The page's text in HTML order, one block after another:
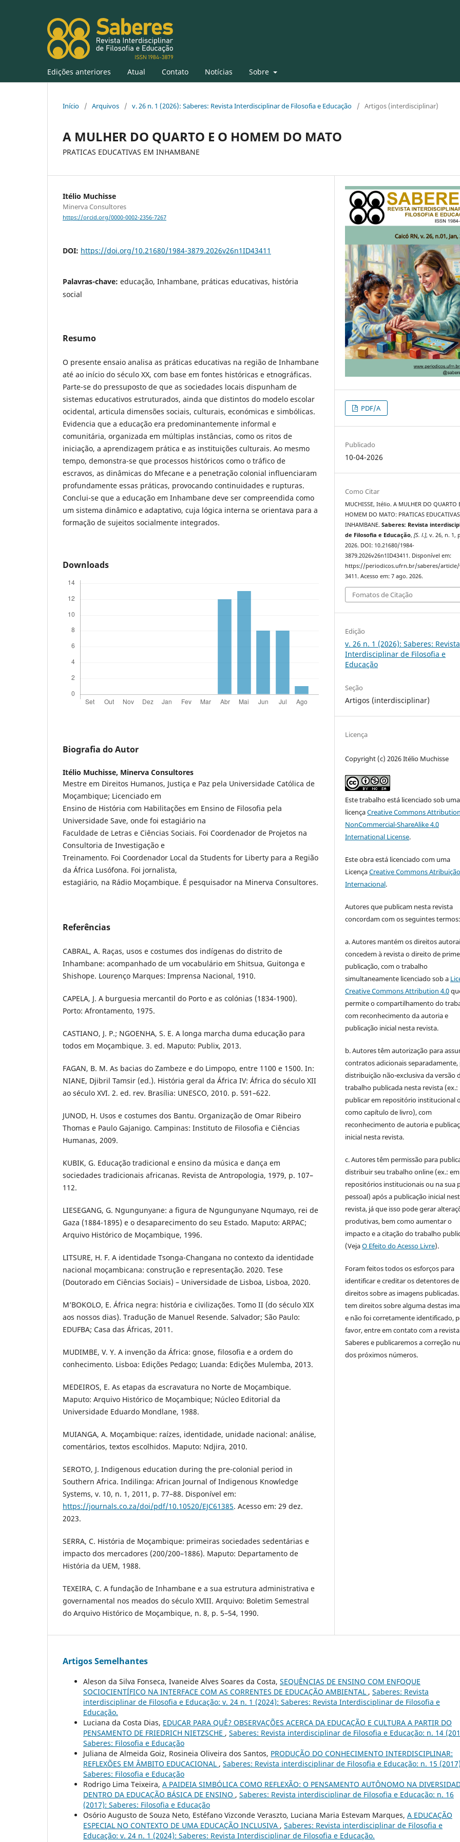
Edições anteriores Atual Contato Notícias Sobre
Início / Arquivos / v. 26 n. 1 (2026): Saberes: Revista Interdisciplinar de Filosofia e Educação / Artigos (interdisciplinar)
A MULHER DO QUARTO E O HOMEM DO MATO
PRATICAS EDUCATIVAS EM INHAMBANE
Itélio Muchisse
Minerva Consultores
https://orcid.org/0000-0002-2356-7267
DOI: https://doi.org/10.21680/1984-3879.2026v26n1ID43411
Palavras-chave: educação, Inhambane, práticas educativas, história
social
Resumo
O presente ensaio analisa as práticas educativas na região de Inhambane
até ao início do século XX, com base em fontes históricas e etnográficas.
Parte-se do pressuposto de que as sociedades locais dispunham de
sistemas educativos estruturados, ainda que distintos do modelo escolar
ocidental, articula dimensões sociais, culturais, económicas e simbólicas.
Evidencia que a educação era predominantemente informal e
comunitária, organizada em múltiplas instâncias, como os ritos de
iniciação, a aprendizagem prática e as instituições culturais. Ao mesmo
tempo, demonstra-se que processos históricos como o tráfico de
escravos, as dinâmicas do Mfecane e a penetração colonial influenciaram
profundamente essas práticas, provocando continuidades e rupturas.
Conclui-se que a educação em Inhambane deve ser compreendida como
um sistema dinâmico e adaptativo, cuja lógica interna se orientava para a
formação de sujeitos socialmente integrados.
Downloads
Biografia do Autor
Itélio Muchisse, Minerva Consultores
Mestre em Direitos Humanos, Justiça e Paz pela Universidade Católica de
Moçambique; Licenciado em
Ensino de História com Habilitações em Ensino de Filosofia pela
Universidade Save, onde foi estagiário na
Faculdade de Letras e Ciências Sociais. Foi Coordenador de Projetos na
Consultoria de Investigação e
Treinamento. Foi Coordenador Local da Students for Liberty para a Região
da África Lusófona. Foi jornalista,
estagiário, na Rádio Moçambique. É pesquisador na Minerva Consultores.
Referências
CABRAL, A. Raças, usos e costumes dos indígenas do distrito de
Inhambane: acompanhado de um vocabulário em Shitsua, Guitonga e
Shishope. Lourenço Marques: Imprensa Nacional, 1910.
CAPELA, J. A burguesia mercantil do Porto e as colónias (1834-1900).
Porto: Afrontamento, 1975.
CASTIANO, J. P.; NGOENHA, S. E. A longa marcha duma educação para
todos em Moçambique. 3. ed. Maputo: Publix, 2013.
FAGAN, B. M. As bacias do Zambeze e do Limpopo, entre 1100 e 1500. In:
NIANE, Djibril Tamsir (ed.). História geral da África IV: África do século XII
ao século XVI. 2. ed. rev. Brasília: UNESCO, 2010. p. 591–622.
JUNOD, H. Usos e costumes dos Bantu. Organização de Omar Ribeiro
Thomas e Paulo Gajanigo. Campinas: Instituto de Filosofia e Ciências
Humanas, 2009.
KUBIK, G. Educação tradicional e ensino da música e dança em
sociedades tradicionais africanas. Revista de Antropologia, 1979, p. 107–
112.
LIESEGANG, G. Ngungunyane: a figura de Ngungunyane Nqumayo, rei de
Gaza (1884-1895) e o desaparecimento do seu Estado. Maputo: ARPAC;
Arquivo Histórico de Moçambique, 1996.
LITSURE, H. F. A identidade Tsonga-Changana no contexto da identidade
nacional moçambicana: construção e representação. 2020. Tese
(Doutorado em Ciências Sociais) – Universidade de Lisboa, Lisboa, 2020.
M’BOKOLO, E. África negra: história e civilizações. Tomo II (do século XIX
aos nossos dias). Tradução de Manuel Resende. Salvador; São Paulo:
EDUFBA; Casa das Áfricas, 2011.
MUDIMBE, V. Y. A invenção da África: gnose, filosofia e a ordem do
conhecimento. Lisboa: Edições Pedago; Luanda: Edições Mulemba, 2013.
MEDEIROS, E. As etapas da escravatura no Norte de Moçambique.
Maputo: Arquivo Histórico de Moçambique; Núcleo Editorial da
Universidade Eduardo Mondlane, 1988.
MUIANGA, A. Moçambique: raízes, identidade, unidade nacional: análise,
comentários, textos escolhidos. Maputo: Ndjira, 2010.
SEROTO, J. Indigenous education during the pre-colonial period in
Southern Africa. Indilinga: African Journal of Indigenous Knowledge
Systems, v. 10, n. 1, 2011, p. 77–88. Disponível em:
https://journals.co.za/doi/pdf/10.10520/EJC61385. Acesso em: 29 dez.
2023.
SERRA, C. História de Moçambique: primeiras sociedades sedentárias e
impacto dos mercadores (200/200–1886). Maputo: Departamento de
História da UEM, 1988.
TEXEIRA, C. A fundação de Inhambane e a sua estrutura administrativa e
governamental nos meados do século XVIII. Arquivo: Boletim Semestral
do Arquivo Histórico de Moçambique, n. 8, p. 5–54, 1990.
PDF/A
Publicado
10-04-2026
Como Citar
MUCHISSE, Itélio. A MULHER DO QUARTO
HOMEM DO MATO: PRATICAS
INHAMBANE.Saberes: Revista
de Filosofia e Educação,[S. l.], v. 26, n. 1,
2026. DOI: 10.21680/1984-
3879.2026v26n1ID43411. Disponível em:
https://periodicos.ufrn.br/saberes/
3411. Acesso em: 7 ago. 2026.
Fomatos de Citação
Edição
v. 26 n. 1 (2026): Saberes: Revista
Interdisciplinar de Filosofia e
Educação
Seção
Artigos (interdisciplinar)
Licença
Copyright (c) 2026 Itélio Muchisse
Este trabalho está licenciado sob uma
licençaCreative Commons
NonCommercial-ShareAlike 4.0
International License.
Este obra está licenciado com uma
LicençaCreative Commons
Internacional.
Autores que publicam nesta revista
concordam com os seguintes termos:
a. Autores mantém os direitos
concedem à revista o direito de
publicação, com o trabalho
simultaneamente licenciado sob a
Creative Commons Attribution 4.0
permite o compartilhamento do
com reconhecimento da autoria e
publicação inicial nesta revista.
b. Autores têm autorização para
contratos adicionais separadamente,
distribuição não-exclusiva da versão
trabalho publicada nesta revista (ex.:
publicar em repositório institucional
como capítulo de livro), com
reconhecimento de autoria e
inicial nesta revista.
c. Autores têm permissão para
distribuir seu trabalho online (ex.: em
repositórios institucionais ou na sua
pessoal) após a publicação inicial
revista, já que isso pode gerar
produtivas, bem como aumentar o
impacto e a citação do trabalho
(VejaO Efeito do Acesso Livre).
Foram feitos todos os esforços para
identificar e creditar os detentores de
direitos sobre as imagens publicadas.
tem direitos sobre alguma destas
e não foi corretamente identificado,
favor, entre em contato com a revista
Saberes e publicaremos a correção
dos próximos números.
Artigos Semelhantes
Aleson da Silva Fonseca, Ivaneide Alves Soares da Costa, SEQUÊNCIAS DE ENSINO COM ENFOQUE
SOCIOCIENTÍFICO NA INTERFACE COM AS CORRENTES DE EDUCAÇÃO AMBIENTAL , Saberes: Revista
interdisciplinar de Filosofia e Educação: v. 24 n. 1 (2024): Saberes: Revista Interdisciplinar de Filosofia e
Educação.
Luciana da Costa Dias, EDUCAR PARA QUÊ? OBSERVAÇÕES ACERCA DA EDUCAÇÃO E CULTURA A PARTIR DO
PENSAMENTO DE FRIEDRICH NIETZSCHE , Saberes: Revista interdisciplinar de Filosofia e Educação: n. 14
Saberes: Filosofia e Educação
Juliana de Almeida Goiz, Rosineia Oliveira dos Santos, PRODUÇÃO DO CONHECIMENTO INTERDISCIPLINAR:
REFLEXÕES EM ÂMBITO EDUCACIONAL , Saberes: Revista interdisciplinar de Filosofia e Educação: n. 15
Saberes: Filosofia e Educação
Rodrigo Lima Teixeira, A PAIDEIA SIMBÓLICA COMO REFLEXÃO: O PENSAMENTO AUTÔNOMO NA
DENTRO DA EDUCAÇÃO BÁSICA DE ENSINO , Saberes: Revista interdisciplinar de Filosofia e Educação: n. 16
(2017): Saberes: Filosofia e Educação
Osório Augusto de Souza Neto, Estéfano Vizconde Veraszto, Luciana Maria Estevam Marques, A EDUCAÇÃO
ESPECIAL NO CONTEXTO DE UMA EDUCAÇÃO INCLUSIVA , Saberes: Revista interdisciplinar de Filosofia e
Educação: v. 24 n. 1 (2024): Saberes: Revista Interdisciplinar de Filosofia e Educação.